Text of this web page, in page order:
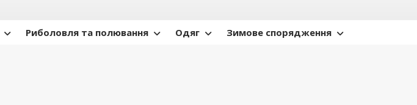
Риболовля та полювання Одяг Зимове спорядження